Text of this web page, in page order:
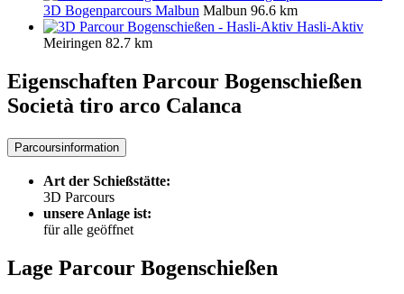
3D Bogenparcours Malbun Malbun 96.6 km
Hasli-Aktiv
Meiringen 82.7 km
Eigenschaften Parcour Bogenschießen
Società tiro arco Calanca
Parcoursinformation
Art der Schießstätte:
3D Parcours
unsere Anlage ist:
für alle geöffnet
Lage Parcour Bogenschießen